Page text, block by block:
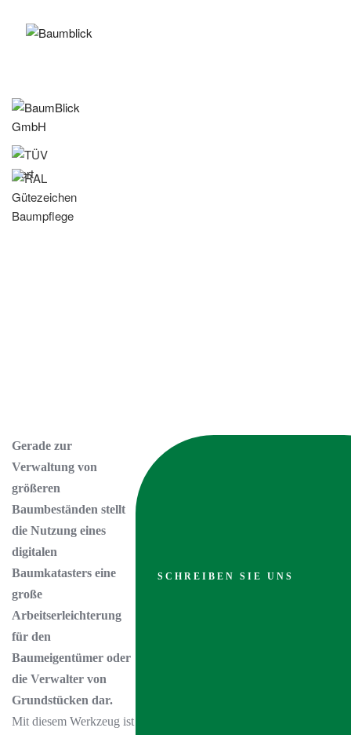
Gerade zur
Verwaltung von
größeren
Baumbeständen stellt
die Nutzung eines
digitalen
Baumkatasters eine
große
Arbeitserleichterung
für den
Baumeigentümer oder
die Verwalter von
Grundstücken dar.
Mit diesem Werkzeug ist
SCHREIBEN SIE UNS